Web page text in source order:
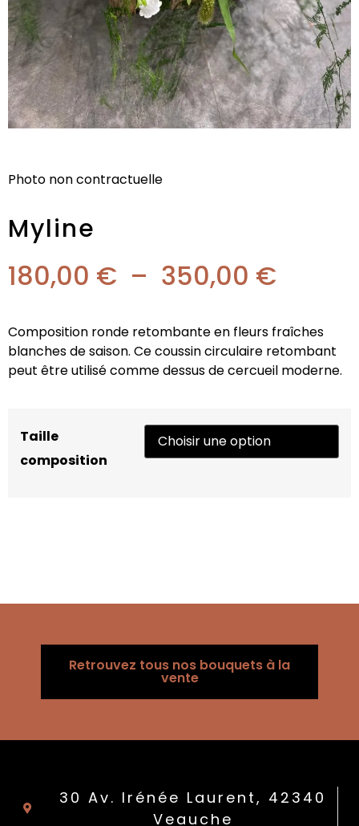
Photo non contractuelle
Myline
180,00 € – 350,00 €
Composition ronde retombante en fleurs fraîches
blanches de saison. Ce coussin circulaire retombant
peut être utilisé comme dessus de cercueil moderne.
Taille
composition
Retrouvez tous nos bouquets à la
vente
30 Av. Irénée Laurent, 42340
Veauche